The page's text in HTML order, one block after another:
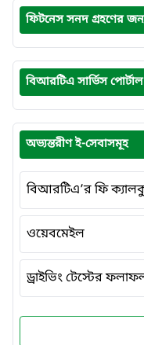
ফিটনেস সনদ গ্রহণের জন্য
বিআরটিএ সার্ভিস পোর্টাল
অভ্যন্তরীণ ই-সেবাসমূহ
বিআরটিএ’র ফি
ওয়েবমেইল
ড্রাইভিং টেস্টের